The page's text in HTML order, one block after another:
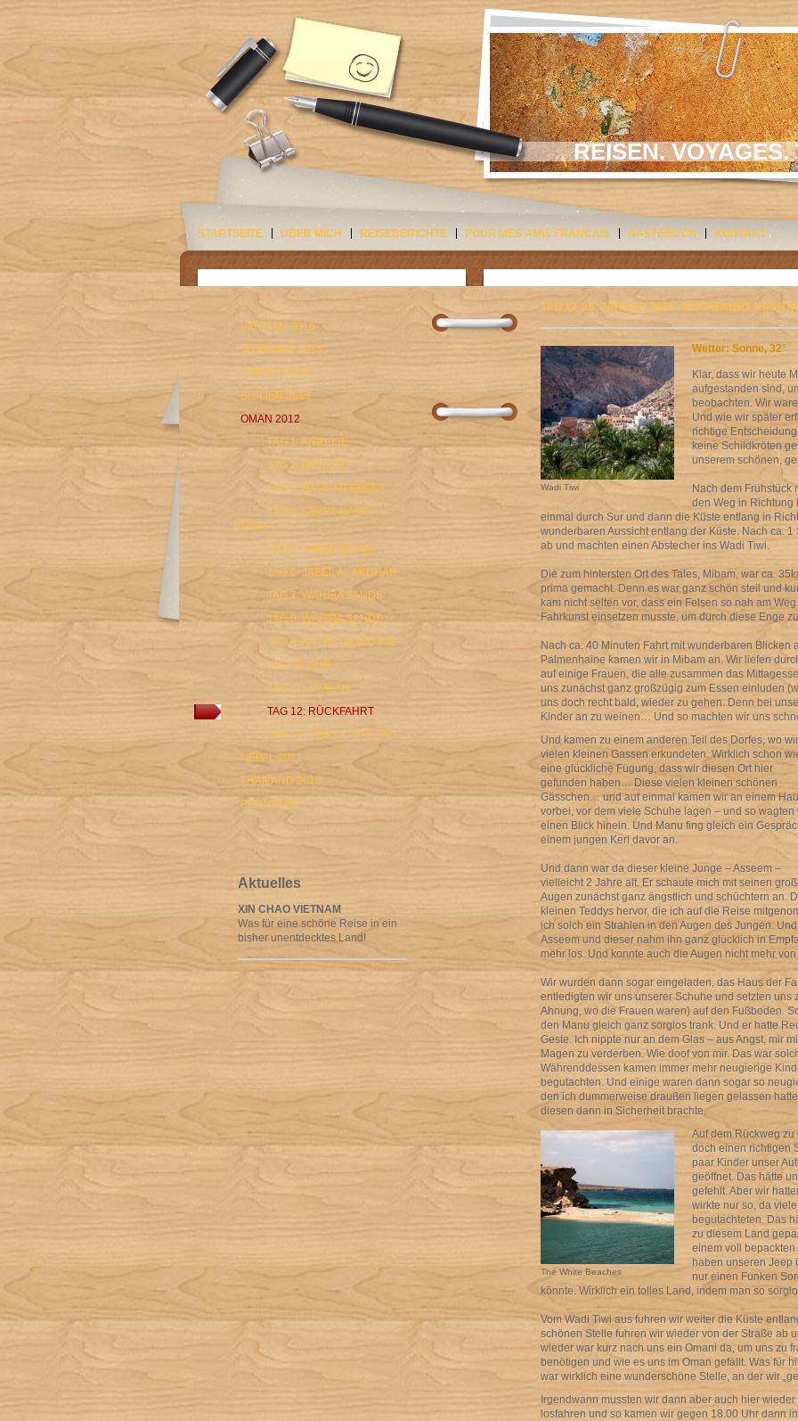
REISEN.
STARTSEITE ÜBER MICH REISEBERICHTE POUR MES AMIS FRANCAIS GÄSTEBUCH KONTAKT
TAG 12, 16. JANUAR 2012 - RÜCKFAHRT NACH
Wadi Tiwi
Wetter: Sonne, 32°
Klar, dass wir heute
aufgestanden sind,
beobachten. Wir
Und wie wir später
richtige
keine Schildkröten
unserem schönen,
Nach dem Frühstück
den Weg in Richtung
einmal durch Sur und dann die Küste entlang in
wunderbaren Aussicht entlang der Küste. Nach ca.
ab und machten einen Abstecher ins Wadi Tiwi.
Die zum hintersten Ort des Tales, Mibam, war ca.
prima gemacht. Denn es war ganz schön steil und
kam nicht selten vor, dass ein Felsen so nah am
Fahrkunst einsetzen musste, um durch diese Enge
Nach ca. 40 Minuten Fahrt mit wunderbaren Blicken
Palmenhaine kamen wir in Mibam an. Wir liefen
auf einige Frauen, die alle zusammen das
uns zunächst ganz großzügig zum Essen einluden
uns doch recht bald, wieder zu gehen. Denn bei
Kinder an zu weinen… Und so machten wir uns
Und kamen zu einem anderen Teil des Dorfes, wo
vielen kleinen Gassen erkundeten. Wirklich schon
eine glückliche Fügung, dass wir diesen Ort hier
gefunden haben… Diese vielen kleinen schönen
Gässchen… und auf einmal kamen wir an einem
vorbei, vor dem viele Schuhe lagen – und so wagten
einen Blick hinein. Und Manu fing gleich ein
einem jungen Kerl davor an.
Und dann war da dieser kleine Junge – Asseem –
vielleicht 2 Jahre alt. Er schaute mich mit seinen
Augen zunächst ganz ängstlich und schüchtern an.
kleinen Teddys hervor, die ich auf die Reise
ich solch ein Strahlen in den Augen des Jungen.
Asseem und dieser nahm ihn ganz glücklich in
mehr los. Und konnte auch die Augen nicht mehr
Wir wurden dann sogar eingeladen, das Haus der
entledigten wir uns unserer Schuhe und setzten uns
Ahnung, wo die Frauen waren) auf den Fußboden.
den Manu gleich ganz sorglos trank. Und er hatte
Geste. Ich nippte nur an dem Glas – aus Angst, mir
Magen zu verderben. Wie doof von mir. Das war
Währenddessen kamen immer mehr neugierige
begutachten. Und einige waren dann sogar so
den ich dummerweise draußen liegen gelassen
diesen dann in Sicherheit brachte.
The White Beaches
Auf dem Rückweg
doch einen richtigen
paar Kinder unser
geöffnet. Das hätte
gefehlt. Aber wir
wirkte nur so, da
begutachteten. Das
zu diesem Land
einem voll
haben unseren Jeep
nur einen Funken
könnte. Wirklich ein tolles Land, indem man so
Vom Wadi Tiwi aus fuhren wir weiter die Küste
schönen Stelle fuhren wir wieder von der Straße ab
wieder war kurz nach uns ein Omani da, um uns zu
benötigen und wie es uns im Oman gefällt. Was für
war wirklich eine wunderschöne Stelle, an der wir
Irgendwann mussten wir dann aber auch hier wieder
losfahren und so kamen wir gegen 18.00 Uhr dann in
VIETNAM 2016
MYANMAR 2015
NAMIBIA 2014
SIZILIEN 2013
OMAN 2012
TAG 1: ANREISE
TAG 2: MUSKAT
TAG 3: BATINAH EBENE
TAG 4: FAHRT NACH
NIZWA
TAG 5: JABEL SHAMS
TAG 6: JABEL AL AKDHAR
TAG 7: WAHIBA SANDS
TAG 8: WAHIBA SANDS
TAG 9: AN DIE OSTKÜSTE
TAG 10: SUR
TAG 11: JA'ALAN
TAG 12: RÜCKFAHRT
TAG 13: DER LETZTE TAG
NEPAL 2011
THAILAND 2010
PERU 2009
Aktuelles
XIN CHAO VIETNAM
Was für eine schöne Reise in ein
bisher unentdecktes Land!